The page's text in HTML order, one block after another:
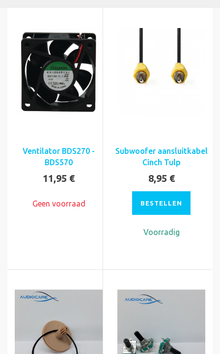
Ventilator BDS270 -
BDS570
11,95 €
Geen voorraad
Subwoofer aansluitkabel
Cinch Tulp
8,95 €
BESTELLEN
Voorradig